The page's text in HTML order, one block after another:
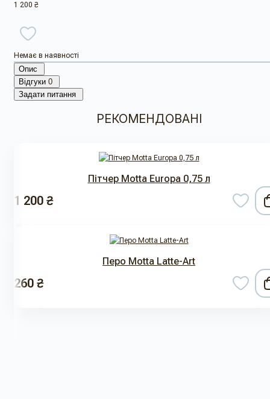
1 200 ₴
Немає в наявності
Опис
Відгуки 0
Задати питання
РЕКОМЕНДОВАНІ
Пітчер Motta Europa 0,75 л
1 200 ₴
Перо Motta Latte-Art
260 ₴